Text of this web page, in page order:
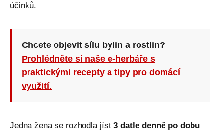
účinků.
Chcete objevit sílu bylin a rostlin?
Prohlédněte si naše e-herbáře s
praktickými recepty a tipy pro domácí
využití.
Jedna žena se rozhodla jíst 3 datle denně po dobu